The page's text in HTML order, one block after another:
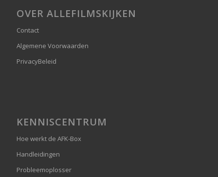
OVER ALLEFILMSKIJKEN
Contact
Algemene Voorwaarden
PrivacyBeleid
KENNISCENTRUM
Hoe werkt de AFK-Box
Handleidingen
Probleemoplosser